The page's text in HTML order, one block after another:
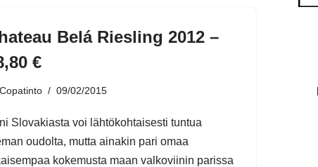
Belá Riesling 2012 –
€
Copatinto 09/02/2015
Slovakiasta voi lähtökohtaisesti tuntua
oudolta, mutta ainakin pari omaa
kokemusta maan valkoviinin parissa